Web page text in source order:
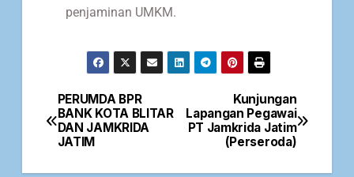
penjaminan UMKM.
Kunjungan
Lapangan Pegawai
PT Jamkrida Jatim
(Perseroda)
PERUMDA BPR
BANK KOTA BLITAR
DAN JAMKRIDA
JATIM